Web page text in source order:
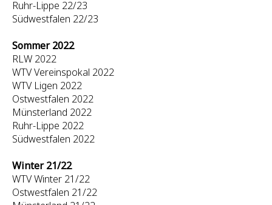
Ruhr-Lippe 22/23
Südwestfalen 22/23
Sommer 2022
RLW 2022
WTV Vereinspokal 2022
WTV Ligen 2022
Ostwestfalen 2022
Münsterland 2022
Ruhr-Lippe 2022
Südwestfalen 2022
Winter 21/22
WTV Winter 21/22
Ostwestfalen 21/22